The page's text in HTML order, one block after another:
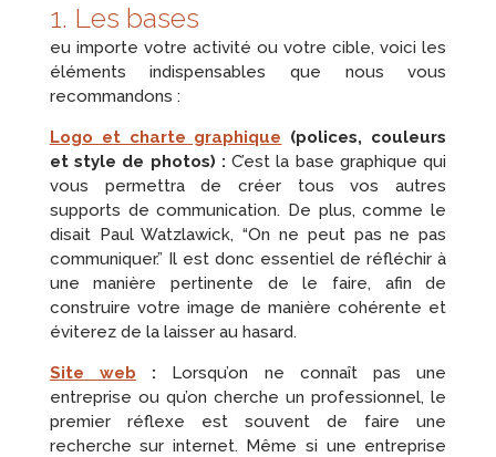
1. Les bases
eu importe votre activité ou votre cible, voici les
éléments indispensables que nous vous
recommandons :
Logo et charte graphique (polices, couleurs
et style de photos) :C’est la base graphique qui
vous permettra de créer tous vos autres
supports de communication. De plus, comme le
disait Paul Watzlawick, “On ne peut pas ne pas
communiquer.” Il est donc essentiel de réfléchir à
une manière pertinente de le faire, afin de
construire votre image de manière cohérente et
éviterez de la laisser au hasard.
Site web : Lorsqu’on ne connaît pas une
entreprise ou qu’on cherche un professionnel, le
premier réflexe est souvent de faire une
recherche sur internet. Même si une entreprise